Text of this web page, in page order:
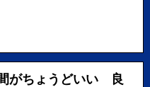
がちょうどいい 良